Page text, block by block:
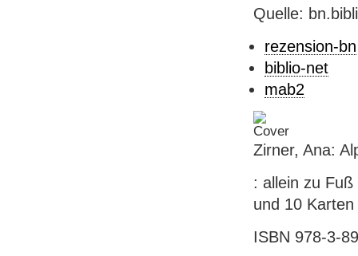
Quelle:
rezension-bn
biblio-net
mab2
Zirner, Ana:
: allein zu
und 10
ISBN 978-3-